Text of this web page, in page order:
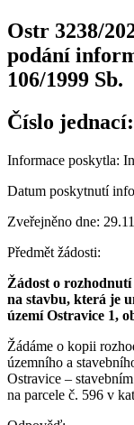
Ostr 3238/
podání
106/1999 Sb.
Číslo jednací:
Informace poskytla:
Datum poskytnutí
Zveřejněno dne:
Předmět žádosti:
Žádost o
na stavbu, která je
území Ostravice 1,
Žádáme o kopii
územního a
Ostravice –
na parcele č. 596 v